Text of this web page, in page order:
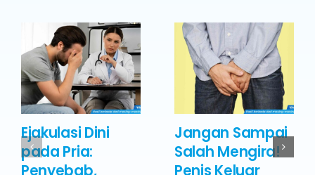
Ejakulasi Dini
pada Pria:
Penyebab,
Jangan Sampai
Salah Mengira!
Penis Keluar